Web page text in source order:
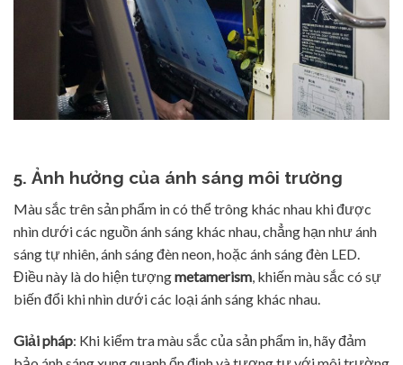
5. Ảnh hưởng của ánh sáng môi trường
Màu sắc trên sản phẩm in có thể trông khác nhau khi được
nhìn dưới các nguồn ánh sáng khác nhau, chẳng hạn như ánh
sáng tự nhiên, ánh sáng đèn neon, hoặc ánh sáng đèn LED.
Điều này là do hiện tượngmetamerism, khiến màu sắc có sự
biến đổi khi nhìn dưới các loại ánh sáng khác nhau.
Giải pháp: Khi kiểm tra màu sắc của sản phẩm in, hãy đảm